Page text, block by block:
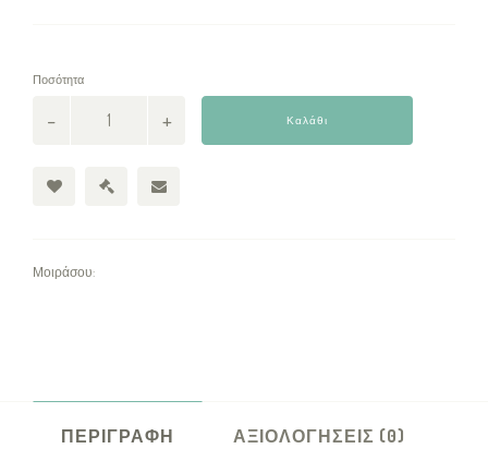
Ποσότητα
Καλάθι
Μοιράσου:
ΠΕΡΙΓΡΑΦΉ ΑΞΙΟΛΟΓΉΣΕΙΣ (0)